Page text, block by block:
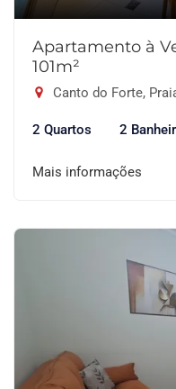
Apartamento à
101m²
Canto do Forte,
2 Quartos 2
Mais informações